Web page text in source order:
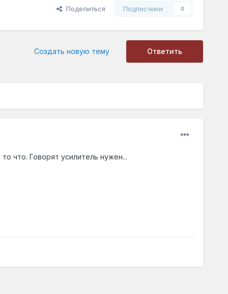
Поделиться Подписчики 0
Ответить
Создать новую тему
что. Говорят усилитель нужен...